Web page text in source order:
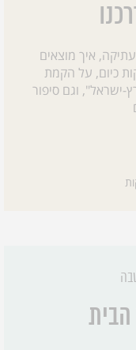
איך מוצאים
כיום, על הקמת
ישראל", וגם סיפור